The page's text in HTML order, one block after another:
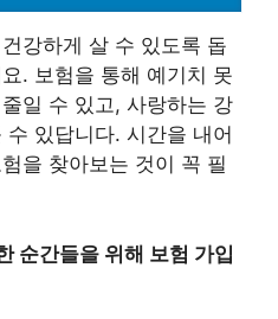
강하게 살 수 있도록 돕
. 보험을 통해 예기치 못
일 수 있고, 사랑하는 강
있답니다. 시간을 내어
을 찾아보는 것이 꼭 필
순간들을 위해 보험 가입